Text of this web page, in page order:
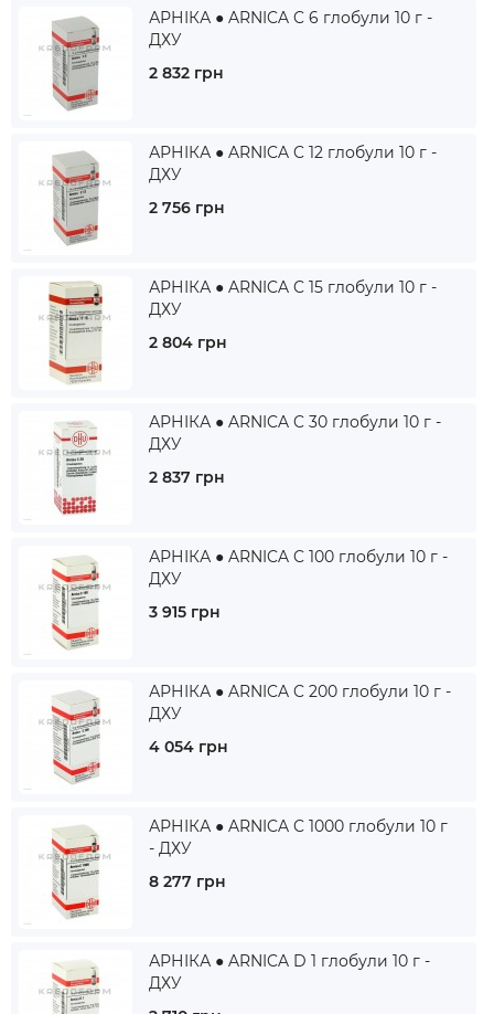
АРНІКА ● ARNICA C 6 глобули 10 г -
ДХУ
2 832 грн
АРНІКА ● ARNICA C 12 глобули 10 г -
ДХУ
2 756 грн
АРНІКА ● ARNICA C 15 глобули 10 г -
ДХУ
2 804 грн
АРНІКА ● ARNICA C 30 глобули 10 г -
ДХУ
2 837 грн
АРНІКА ● ARNICA C 100 глобули 10 г -
ДХУ
3 915 грн
АРНІКА ● ARNICA C 200 глобули 10 г -
ДХУ
4 054 грн
АРНІКА ● ARNICA C 1000 глобули 10 г
- ДХУ
8 277 грн
АРНІКА ● ARNICA D 1 глобули 10 г -
ДХУ